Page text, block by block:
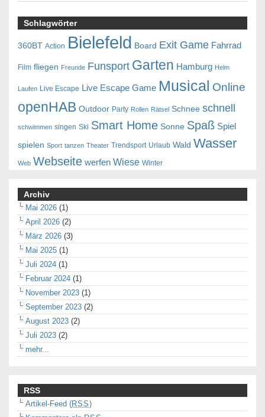
Schlagwörter
360BT Action Bielefeld Board Exit Game Fahrrad
Film fliegen Freunde Funsport Garten Hamburg Helm
Laufen Live Escape Live Escape Game Musical Online
openHAB Outdoor Party Rollen Rätsel Schnee schnell
schwimmen singen Ski Smart Home Sonne Spaß Spiel
spielen Sport tanzen Theater Trendsport Urlaub Wald Wasser
Web Webseite werfen Wiese Winter
Archiv
Mai 2026 (1)
April 2026 (2)
März 2026 (3)
Mai 2025 (1)
Juli 2024 (1)
Februar 2024 (1)
November 2023 (1)
September 2023 (2)
August 2023 (2)
Juli 2023 (2)
mehr...
RSS
Artikel-Feed (RSS)